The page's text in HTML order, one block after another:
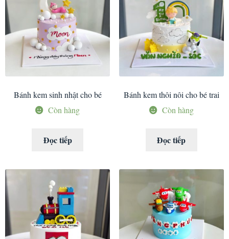
Bánh kem sinh nhật cho bé
Còn hàng
Đọc tiếp
Bánh kem thôi nôi cho bé trai
Còn hàng
Đọc tiếp